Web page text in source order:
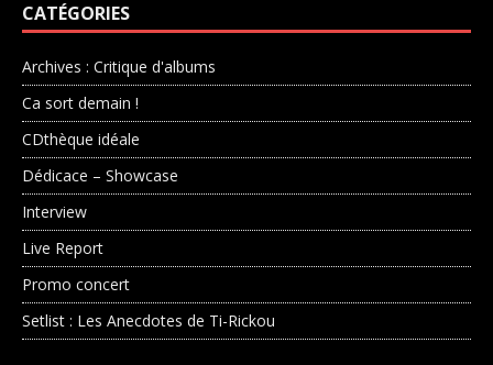
CATÉGORIES
Archives : Critique d'albums
Ca sort demain !
CDthèque idéale
Dédicace – Showcase
Interview
Live Report
Promo concert
Setlist : Les Anecdotes de Ti-Rickou